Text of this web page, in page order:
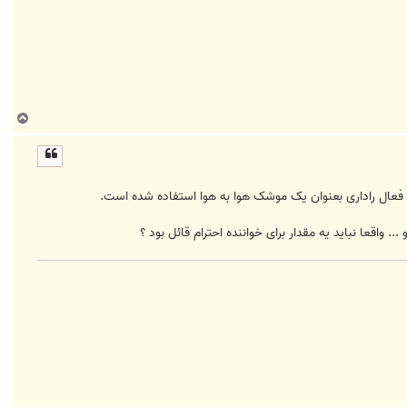
ا
فعال راداری بعنوان یک موشک هوا به هوا استفاده شده است.
نباید یه مقدار برای خواننده احترام قائل بود ؟